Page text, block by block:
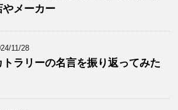
やメーカー
11/28
トラリーの名言を振り返ってみた